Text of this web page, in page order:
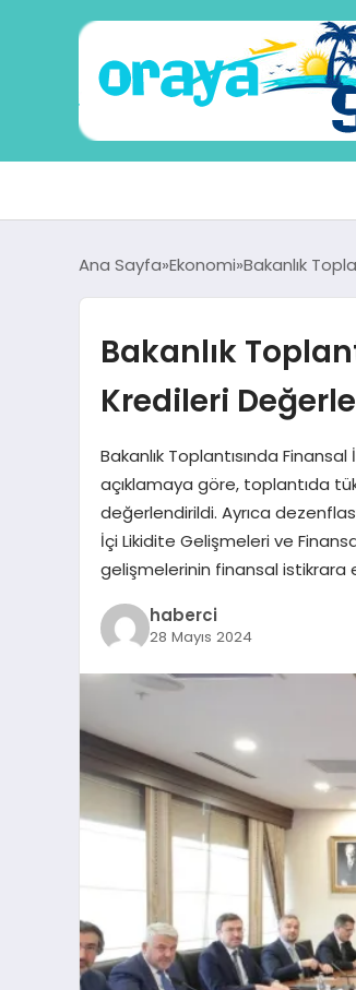
Ana Sayfa Ekonomi Bakanlık
Bakanlık
Kredileri
Bakanlık Toplantısında
açıklamaya göre, toplantıda
değerlendirildi. Ayrıca
İçi Likidite Gelişmeleri ve
gelişmelerinin finansal istikrara
haberci
28 Mayıs 2024